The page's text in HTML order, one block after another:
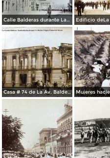
Calle Balderas durante La Decena Trágica Ciudad de México.
Casa # 74 de La Av. Balderas bombardeada durante La Decena Trágica Ciudad de México ( Circulada el 20 de Mayo de 1914 ).